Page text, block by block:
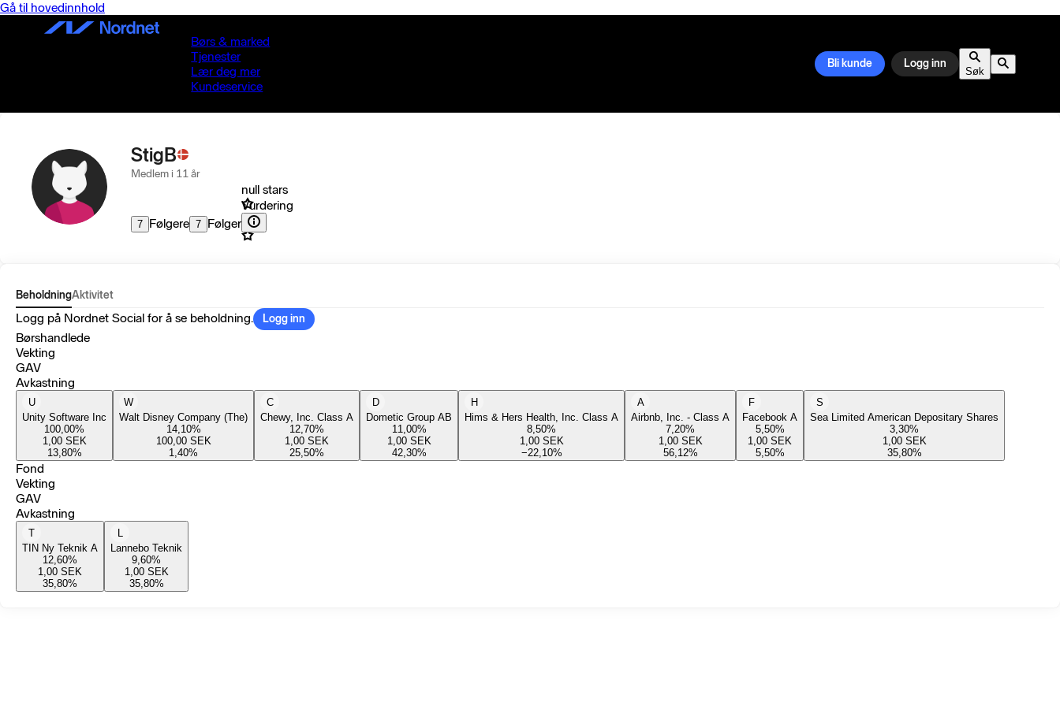
Gå til hovedinnhold
Børs & marked
Tjenester
Lær deg mer
Kundeservice
Bli kunde Logg inn
Søk
StigB
Medlem i 11 år
7 Følgere 7 Følger
null stars
Vurdering
BeholdningAktivitet
Logg på Nordnet Social for å se beholdning. Logg inn
Børshandlede
Vekting
GAV
Avkastning
U
Unity Software Inc
100,00%
1,00 SEK
13,80%
W
Walt Disney Company (The)
14,10%
100,00 SEK
1,40%
C
Chewy, Inc. Class A
12,70%
1,00 SEK
25,50%
D
Dometic Group AB
11,00%
1,00 SEK
42,30%
H
Hims & Hers Health, Inc. Class A
8,50%
1,00 SEK
−22,10%
A
Airbnb, Inc. - Class A
7,20%
1,00 SEK
56,12%
F
Facebook A
5,50%
1,00 SEK
5,50%
S
Sea Limited American Depositary Shares
3,30%
1,00 SEK
35,80%
Fond
Vekting
GAV
Avkastning
T
TIN Ny Teknik A
12,60%
1,00 SEK
35,80%
L
Lannebo Teknik
9,60%
1,00 SEK
35,80%